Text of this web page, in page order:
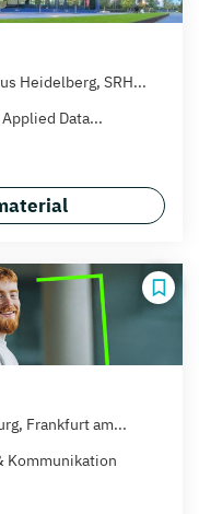
Heidelberg, SRH...
Data...
Frankfurt am...
Kommunikation